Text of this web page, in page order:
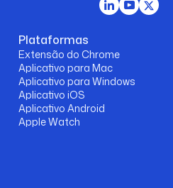
Plataformas
Extensão do Chrome
Aplicativo para Mac
Aplicativo para Windows
Aplicativo iOS
Aplicativo Android
Apple Watch